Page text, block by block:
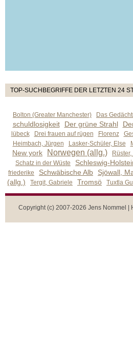
TOP-SUCHBEGRIFFE DER LETZTEN 24
Bolton (Greater Manchester) Das
schuldlosigkeit Der grüne Strahl
lübeck
Drei frauen auf rügen Florenz
Heimbach, Jürgen
Lasker-Schüler, Else
New york
Norwegen (allg.)
Schatz in der Wüste
Schleswig-
friederike Schwäbische Alb Sjöwall,
(allg.) Tergit, Gabriele Tromsö Tuxtla
Copyright (c) 2007-2026 Jens Nommel